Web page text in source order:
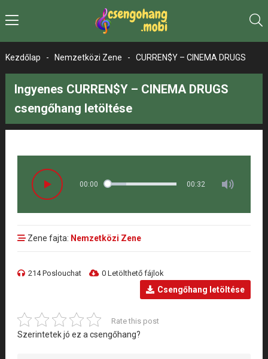
Kezdőlap - Nemzetközi Zene - CURREN$Y – CINEMA DRUGS
Ingyenes CURREN$Y – CINEMA DRUGS
csengőhang letöltése
00:00 00:32
Zene fajta: Nemzetközi Zene
214 Poslouchat 0 Letölthető fájlok
Csengőhang letöltése
Rate this post
Szerintetek jó ez a csengőhang?